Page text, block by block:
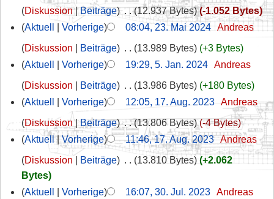
Diskussion
Beiträge ‎ 12.937 Bytes
-1.052 Bytes
Aktuell
Vorherige 08:04, 23. Mai 2024‎ Andreas
Diskussion
Beiträge 13.989 Bytes
+3 Bytes
Aktuell
Vorherige 19:29, 5. Jan. 2024‎ Andreas
Diskussion
Beiträge 13.986 Bytes
+180 Bytes
Aktuell
Vorherige 12:05, 17. Aug. 2023‎ Andreas
Diskussion
Beiträge ‎ 13.806 Bytes
-4 Bytes
Aktuell
Vorherige 11:46, 17. Aug. 2023‎ Andreas
Diskussion
Beiträge 13.810 Bytes
+2.062
Bytes
Aktuell
Vorherige 16:07, 30. Jul. 2023‎ Andreas